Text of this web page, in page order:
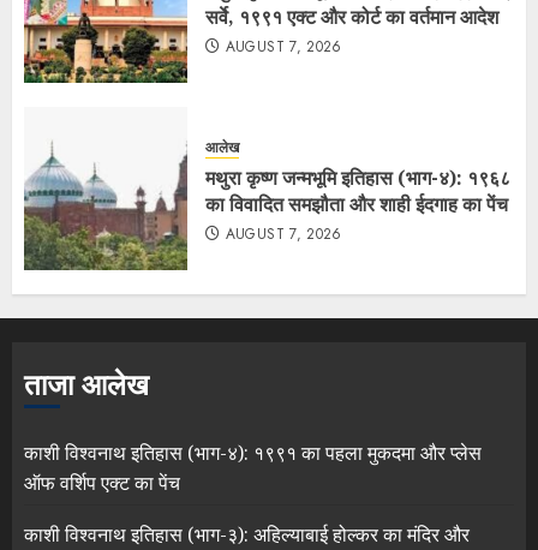
सर्वे, १९९१ एक्ट और कोर्ट का वर्तमान आदेश
AUGUST 7, 2026
आलेख
मथुरा कृष्ण जन्मभूमि इतिहास (भाग-४): १९६८
का विवादित समझौता और शाही ईदगाह का पेंच
AUGUST 7, 2026
ताजा आलेख
काशी विश्वनाथ इतिहास (भाग-४): १९९१ का पहला मुकदमा और प्लेस
ऑफ वर्शिप एक्ट का पेंच
काशी विश्वनाथ इतिहास (भाग-३): अहिल्याबाई होल्कर का मंदिर और